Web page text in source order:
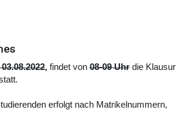
, findet von 08-09 Uhr die Klausur
erfolgt nach Matrikelnummern,